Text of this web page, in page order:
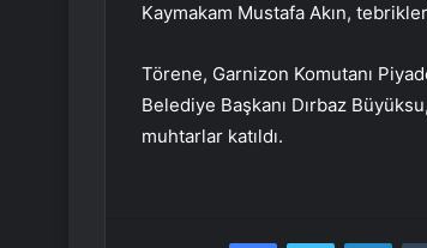
Kaymakam Mustafa Akın,
Törene, Garnizon Komutanı
Belediye Başkanı Dırbaz
muhtarlar katıldı.
FacebookTwitter